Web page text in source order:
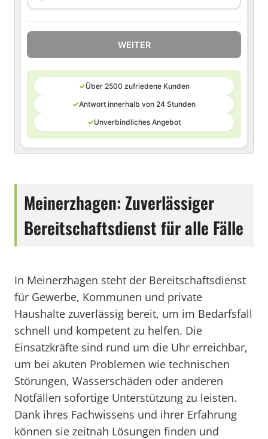
WEITER
✓Über 2500 zufriedene Kunden
✓Antwort innerhalb von 24 Stunden
✓Unverbindliches Angebot
Meinerzhagen: Zuverlässiger
Bereitschaftsdienst für alle Fälle
In Meinerzhagen steht der Bereitschaftsdienst
für Gewerbe, Kommunen und private
Haushalte zuverlässig bereit, um im Bedarfsfall
schnell und kompetent zu helfen. Die
Einsatzkräfte sind rund um die Uhr erreichbar,
um bei akuten Problemen wie technischen
Störungen, Wasserschäden oder anderen
Notfällen sofortige Unterstützung zu leisten.
Dank ihres Fachwissens und ihrer Erfahrung
können sie zeitnah Lösungen finden und